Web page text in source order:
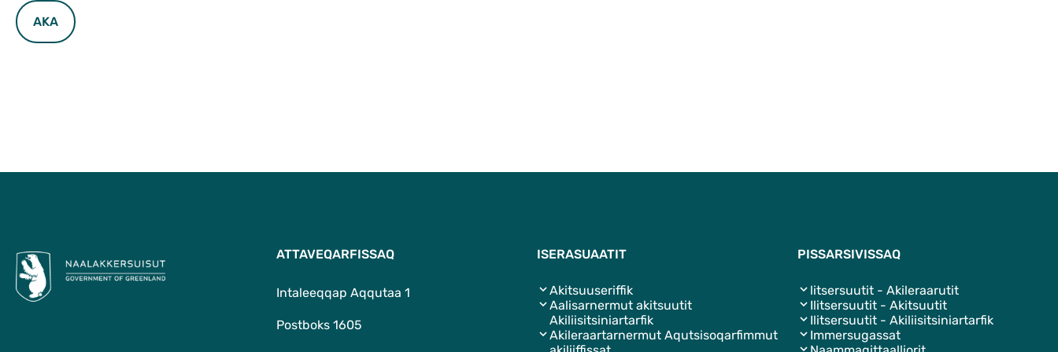
AKA
ATTAVEQARFISSAQ
Intaleeqqap Aqqutaa 1
Postboks 1605
ISERASUAATIT
Akitsuuseriffik
Aalisarnermut akitsuutit
Akiliisitsiniartarfik
Akileraartarnermut Aqutsisoqarfimmut
PISSARSIVISSAQ
litsersuutit - Akileraarutit
Ilitsersuutit - Akitsuutit
Ilitsersuutit - Akiliisitsiniartarfik
Immersugassat